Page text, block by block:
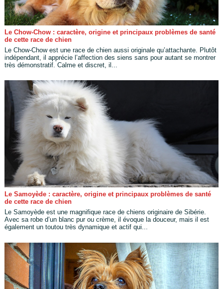
Le Chow-Chow : caractère, origine et principaux problèmes de santé
de cette race de chien
Le Chow-Chow est une race de chien aussi originale qu’attachante. Plutôt
indépendant, il apprécie l’affection des siens sans pour autant se montrer
très démonstratif. Calme et discret, il...
Le Samoyède : caractère, origine et principaux problèmes de santé
de cette race de chien
Le Samoyède est une magnifique race de chiens originaire de Sibérie.
Avec sa robe d’un blanc pur ou crème, il évoque la douceur, mais il est
également un toutou très dynamique et actif qui...